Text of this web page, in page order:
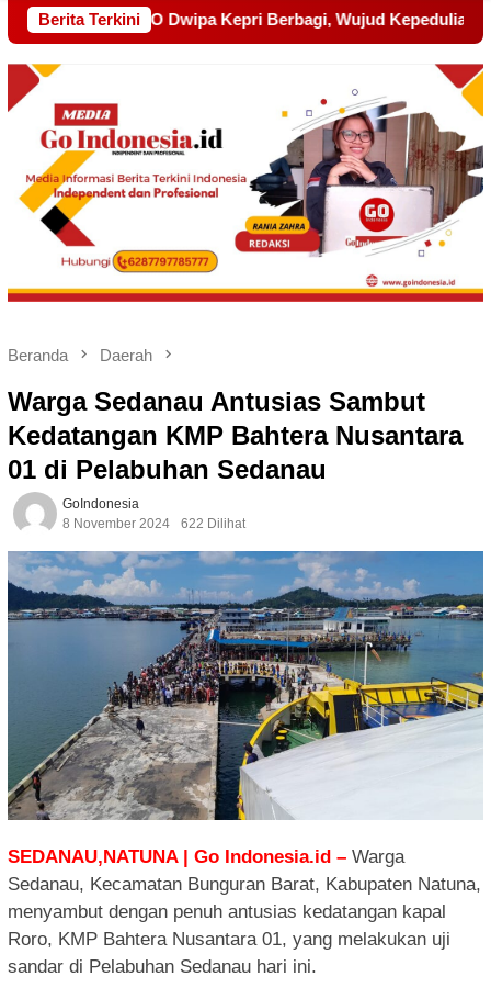
Berita Terkini
Kepedulian kepada Pondok Tahfidz Yatim dan Dhuafa Al-
Beranda Daerah
Warga Sedanau Antusias Sambut
Kedatangan KMP Bahtera Nusantara
01 di Pelabuhan Sedanau
GoIndonesia
8 November 2024
622 Dilihat
SEDANAU,NATUNA | Go Indonesia.id – Warga
Sedanau, Kecamatan Bunguran Barat, Kabupaten Natuna,
menyambut dengan penuh antusias kedatangan kapal
Roro, KMP Bahtera Nusantara 01, yang melakukan uji
sandar di Pelabuhan Sedanau hari ini.